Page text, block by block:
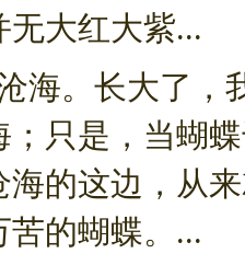
大红大紫...
海。长大了，
；只是，当蝴
海的这边，从
的蝴蝶。...